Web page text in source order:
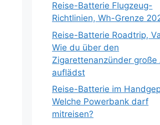
Reise-Batterie Flugzeug-
Richtlinien, Wh-Grenze
Reise-Batterie Roadtrip,
Wie du über den
Zigarettenanzünder große
auflädst
Reise-Batterie im
Welche Powerbank darf
mitreisen?